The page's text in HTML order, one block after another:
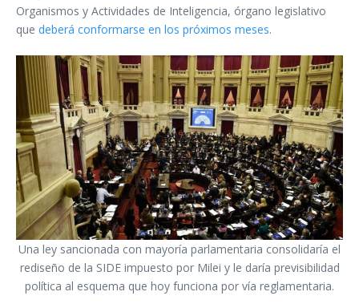
Organismos y Actividades de Inteligencia, órgano legislativo
que deberá conformarse en los próximos meses.
Una ley sancionada con mayoría parlamentaria consolidaría el
rediseño de la SIDE impuesto por Milei y le daría previsibilidad
política al esquema que hoy funciona por vía reglamentaria.